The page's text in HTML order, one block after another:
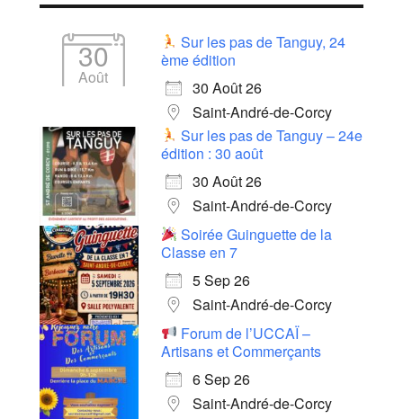
30
Août
Sur les pas de Tanguy, 24
ème édition
30 Août 26
Saint-André-de-Corcy
Sur les pas de Tanguy – 24e
édition : 30 août
30 Août 26
Saint-André-de-Corcy
Soirée Guinguette de la
Classe en 7
5 Sep 26
Saint-André-de-Corcy
Forum de l’UCCAÏ –
Artisans et Commerçants
6 Sep 26
Saint-André-de-Corcy